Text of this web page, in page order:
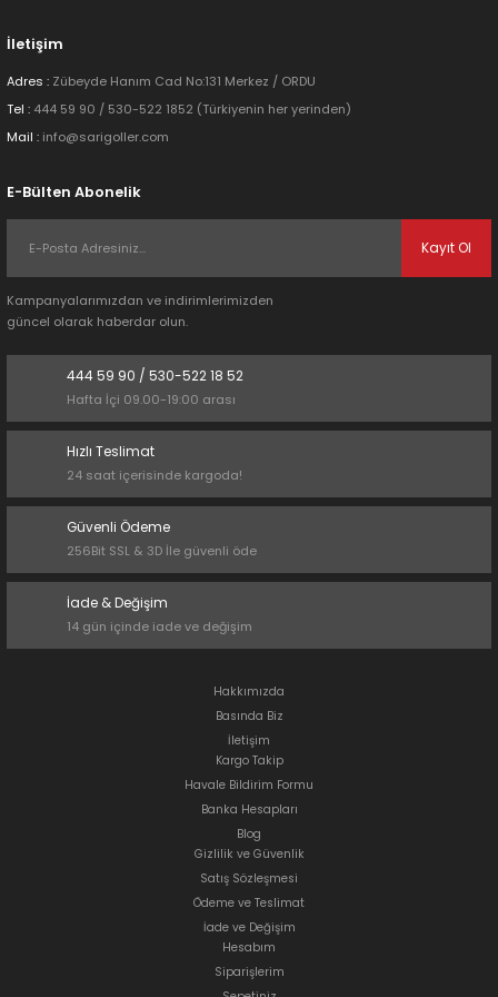
İletişim
Adres : Zübeyde Hanım Cad No:131 Merkez / ORDU
Tel : 444 59 90 / 530-522 1852 (Türkiyenin her yerinden)
Mail : info@sarigoller.com
E-Bülten Abonelik
Kayıt Ol
Kampanyalarımızdan ve indirimlerimizden
güncel olarak haberdar olun.
444 59 90 / 530-522 18 52
Hafta İçi 09.00-19:00 arası
Hızlı Teslimat
24 saat içerisinde kargoda!
Güvenli Ödeme
256Bit SSL & 3D İle güvenli öde
İade & Değişim
14 gün içinde iade ve değişim
Hakkımızda
Basında Biz
İletişim
Kargo Takip
Havale Bildirim Formu
Banka Hesapları
Blog
Gizlilik ve Güvenlik
Satış Sözleşmesi
Ödeme ve Teslimat
İade ve Değişim
Hesabım
Siparişlerim